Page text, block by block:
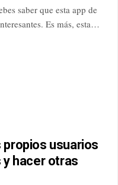
saber que esta app de
Es más, esta…
propios usuarios
hacer otras